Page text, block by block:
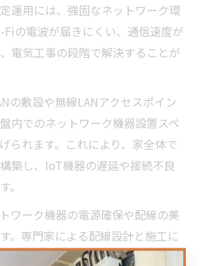
運用には、強固なネットワーク環
Fiの電波が届きにくい、通信速度が
電気工事の段階で解決することが
の敷設や無線LANアクセスポイン
内でのネットワーク機器設置スペ
られます。これにより、家全体で
築し、IoT機器の遅延や接続不良
。
ワーク機器の電源確保や配線の美
。専門家による配線設計と施工に
トホームライフを支えるネットワ